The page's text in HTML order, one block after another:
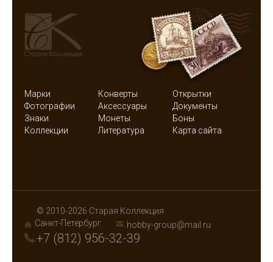
Марки Конверты
Открытки
Фотографии
Аксессуары
Документы
Знаки
Монеты
Боны
Коллекции
Литература Карта сайта
© 2010-2026 Старая Коллекция
Санкт-Петербург
hobby-group@mail.ru
+7 (812) 956-32-39